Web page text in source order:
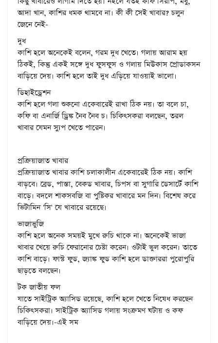
আদা খান, কাশির ধমক থামবে না। কী কী সেই খাবার? চলুন
জেনে নেই-
দুধ
কাশি হলে অনেকেই বলেন, গরম দুধ খেতে। গলায় আরাম হয়
ঠিকই, কিন্তু একই সঙ্গে দুধ ফুসফুস ও গলায় মিউকাস প্রোডাকসন
বাড়িয়ে দেয়। কাশি হলে তাই দুধ এড়িয়ে যাওয়াই ভালো।
ডিহাইড্রেশন
কাশি হলে গলা শুকনো একেবারেই রাখা ঠিক নয়। তা বলে চা,
কফি বা এনার্জি ড্রিঙ্ক নৈব নৈব চ। চিকিৎসকরা বলছেন, তরল
খাবার যেমন স্যুপ খেতে পারেন।
প্রক্রিয়াজাত খাবার
প্রক্রিয়াজাত খাবার কাশি চলাকালীন একেবারেই ঠিক নয়। কাশি
বাড়বে। ব্রেড, পাস্তা, বেকড খাবার, চিপস বা সুগারি ডেসার্টে কাশি
বাড়ে। বদলে শাকসবজি বা পুষ্টিকর খাবারে মন দিন। বিশেষ করে
ভিটামিন 'সি' যে খাবারে রয়েছে।
ভাজাভুজি
কাশি হলে অনেক সময়ই মুখে রুচি থাকে না। অনেকেই ভাজা
খাবার খেয়ে রুচি ফেরানোর চেষ্টা করেন। ওটাই ভুল করেন। তাতে
কাশি বাড়ে। ফাস্ট ফুড, জ্যাঙ্ক ফুড কাশি হলে ডাক্তাররা পুরোপুরি
ছাড়তে বলছেন।
টক জাতীয় ফল
যাতে সাইট্রিক অ্যাসিড রয়েছে, কাশি হলে খেতে নিষেধ করছেন
চিকিৎসকরা। সাইট্রিক অ্যাসিড গলায় সংক্রমণ ঘটায় ও কফ
বাড়িয়ে দেয়।-এই সম